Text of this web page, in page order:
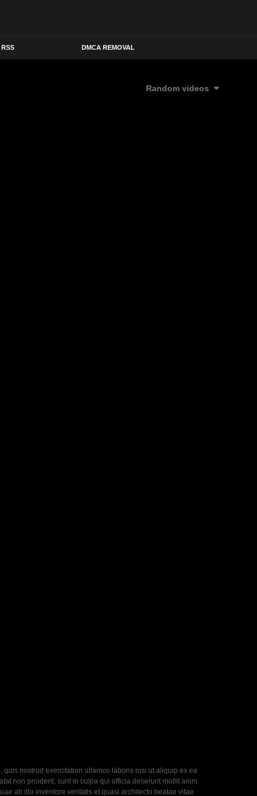
RSS DMCA REMOVAL
Random videos
nostrud exercitation ullamco laboris nisi ut aliquip ex ea
non proident, sunt in culpa qui officia deserunt mollit anim
ab illo inventore veritatis et quasi architecto beatae vitae